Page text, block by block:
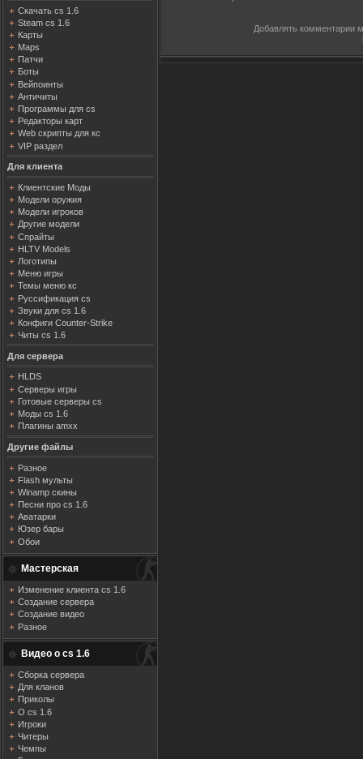
Скачать cs 1.6
Steam cs 1.6
Карты
Maps
Патчи
Боты
Вейпоинты
Античиты
Программы для cs
Редакторы карт
Web скрипты для кс
VIP раздел
Для клиента
Клиентские Моды
Модели оружия
Модели игроков
Другие модели
Спрайты
HLTV Models
Логотипы
Меню игры
Темы меню кс
Руссификация cs
Звуки для cs 1.6
Конфиги Counter-Strike
Читы cs 1.6
Для сервера
HLDS
Серверы игры
Готовые серверы cs
Моды cs 1.6
Плагины amxx
Другие файлы
Разное
Flash мульты
Winamp скины
Песни про cs 1.6
Аватарки
Юзер бары
Обои
Мастерская
Изменение клиента cs 1.6
Создание сервера
Создание видео
Разное
Видео о cs 1.6
Сборка сервера
Для кланов
Приколы
О cs 1.6
Игроки
Читеры
Чемпы
Добавлять комментарии